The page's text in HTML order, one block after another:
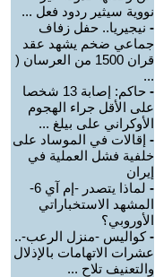
نووية سيثير ردود فعل ...
- نيجيريا.. حفل زفاف
جماعي ضخم يشهد عقد
قران 1500 من العرسان (
...
-
حاكم: إصابة 13 شخصا
على الأقل جراء الهجوم
الأوكراني على بيلغ ...
- إقالات في الموساد على
خلفية فشل العملية في
إيران
-
لماذا يتصدر -إم آي 6-
المشهد الاستخباراتي
الأوروبي؟
-كواليس -منزل الرعب-..
عشرات الاتهامات بالإذلال
والتعنيف تلاح ...